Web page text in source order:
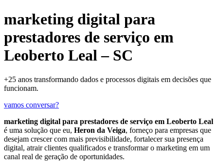
marketing digital para
prestadores de serviço em
Leoberto Leal – SC
+25 anos transformando dados e processos digitais em decisões que
funcionam.
vamos conversar?
marketing digital para prestadores de serviço em Leoberto Leal
é uma solução que eu, Heron da Veiga, forneço para empresas que
desejam crescer com mais previsibilidade, fortalecer sua presença
digital, atrair clientes qualificados e transformar o marketing em um
canal real de geração de oportunidades.